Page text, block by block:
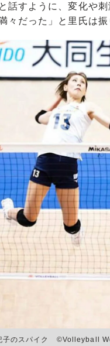
話すように、変化や
々だった」と里氏は振
子のスパイク ©︎Volleyball